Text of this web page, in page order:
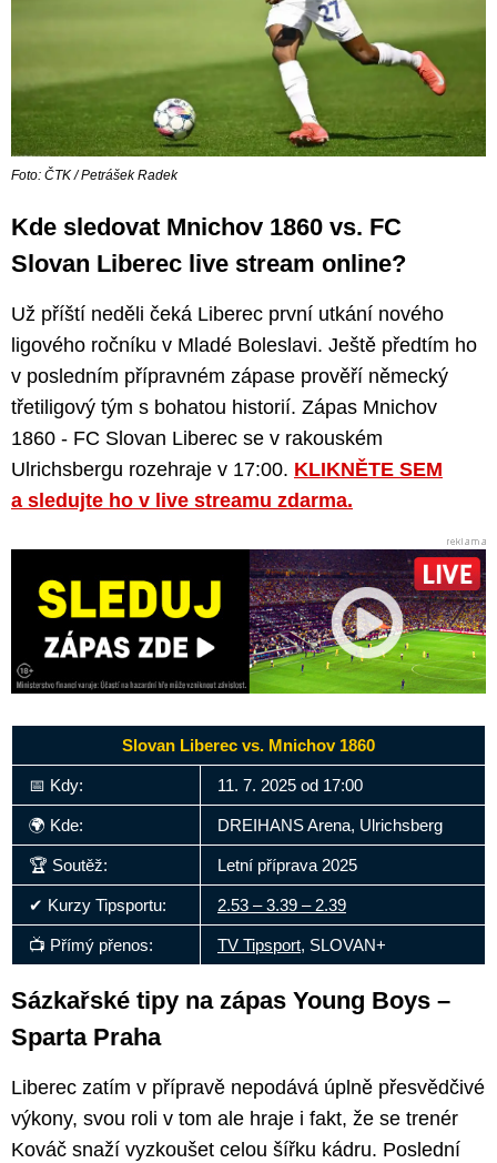
Foto: ČTK / Petrášek Radek
Kde sledovat Mnichov 1860 vs. FC
Slovan Liberec live stream online?
Už příští neděli čeká Liberec první utkání nového
ligového ročníku v Mladé Boleslavi. Ještě předtím ho
v posledním přípravném zápase prověří německý
třetiligový tým s bohatou historií. Zápas Mnichov
1860 - FC Slovan Liberec se v rakouském
Ulrichsbergu rozehraje v 17:00. KLIKNĚTE SEM
a sledujte ho v live streamu zdarma.
Slovan Liberec vs. Mnichov 1860
📅 Kdy: 11. 7. 2025 od 17:00
🌍 Kde: DREIHANS Arena, Ulrichsberg
🏆 Soutěž: Letní příprava 2025
✔ Kurzy Tipsportu: 2.53 – 3.39 – 2.39
📺 Přímý přenos: TV Tipsport, SLOVAN+
Sázkařské tipy na zápas Young Boys –
Sparta Praha
Liberec zatím v přípravě nepodává úplně přesvědčivé
výkony, svou roli v tom ale hraje i fakt, že se trenér
Kováč snaží vyzkoušet celou šířku kádru. Poslední